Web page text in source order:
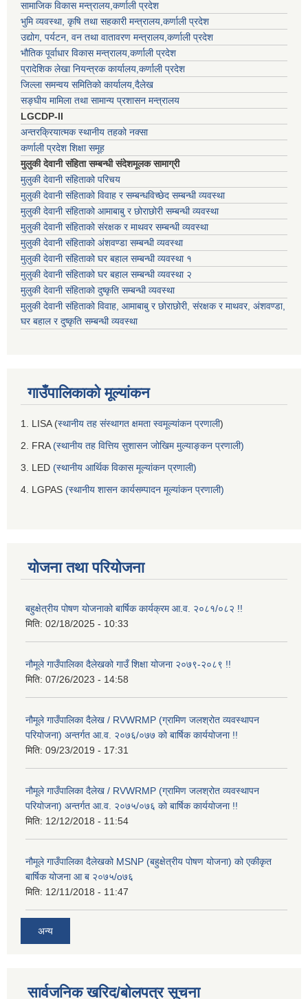
सामाजिक विकास मन्त्रालय,कर्णाली प्रदेश
भुमि व्यवस्था, कृषि तथा सहकारी मन्त्रालय,कर्णाली प्रदेश
उद्योग, पर्यटन, वन तथा वातावरण मन्त्रालय,कर्णाली प्रदेश
भौतिक पूर्वाधार विकास मन्त्रालय,कर्णाली प्रदेश
प्रादेशिक लेखा नियन्त्रक कार्यालय,कर्णाली प्रदेश
जिल्ला समन्वय समितिको कार्यालय,दैलेख
सङ्घीय मामिला तथा सामान्य प्रशासन मन्त्रालय
LGCDP-II
अन्तरक्रियात्मक स्थानीय तहको नक्सा
कर्णाली प्रदेश शिक्षा समूह
मुलुकी देवानी संहिता सम्बन्धी संदेशमूलक सामाग्री
मुलुकी देवानी संहिताको परिचय
मुलुकी देवानी संहिताको विवाह र सम्बन्धविच्छेद सम्बन्धी व्यवस्था
मुलुकी देवानी संहिताको आमाबाबु र छोराछोरी सम्बन्धी व्यवस्था
मुलुकी देवानी संहिताको संरक्षक र माथवर सम्बन्धी व्यवस्था
मुलुकी देवानी संहिताको अंशवण्डा सम्बन्धी व्यवस्था
मुलुकी देवानी संहिताको घर बहाल सम्बन्धी व्यवस्था १
मुलुकी देवानी संहिताको घर बहाल सम्बन्धी व्यवस्था २
मुलुकी देवानी संहिताको दुष्कृति सम्बन्धी व्यवस्था
मुलुकी देवानी संहिताको विवाह, आमाबाबु र छोराछोरी, संरक्षक र माथवर, अंशवण्डा,
घर बहाल र दुष्कृति सम्बन्धी व्यवस्था
गाउँपालिकाको मूल्यांकन
1. LISA (स्थानीय तह संस्थागत क्षमता स्वमूल्यांकन प्रणाली)
2. FRA(स्थानीय तह वित्तिय सुशासन जोखिम मुल्याङ्कन प्रणाली)
3. LED (स्थानीय आर्थिक विकास मूल्यांकन प्रणाली)
4. LGPAS (स्थानीय शासन कार्यसम्पादन मूल्यांकन प्रणाली)
योजना तथा परियोजना
बहुक्षेत्रीय पोषण योजनाको बार्षिक कार्यक्रम आ.व. २०८१/०८२ !!
मिति: 02/18/2025 - 10:33
नौमूले गाउँपालिका दैलेखको गाउँ शिक्षा योजना २०७९-२०८९ !!
मिति: 07/26/2023 - 14:58
नौमूले गाउँपालिका दैलेख / RVWRMP (ग्रामिण जलश्रोत व्यवस्थापन
परियोजना) अन्तर्गत आ.व. २०७६/०७७ को बार्षिक कार्ययोजना !!
मिति: 09/23/2019 - 17:31
नौमूले गाउँपालिका दैलेख / RVWRMP (ग्रामिण जलश्रोत व्यवस्थापन
परियोजना) अन्तर्गत आ.व. २०७५/०७६ को बार्षिक कार्ययोजना !!
मिति: 12/12/2018 - 11:54
नौमूले गाउँपालिका दैलेखको MSNP (बहुक्षेत्रीय पोषण योजना) को एकीकृत
बार्षिक योजना आ ब २०७५/o७६
मिति: 12/11/2018 - 11:47
अन्य
सार्वजनिक खरिद/बोलपत्र सूचना